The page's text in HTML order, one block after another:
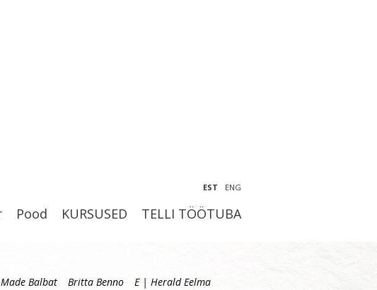
EST ENG
Pood KURSUSED TELLI TÖÖTUBA
Balbat Britta Benno
E | Herald Eelma